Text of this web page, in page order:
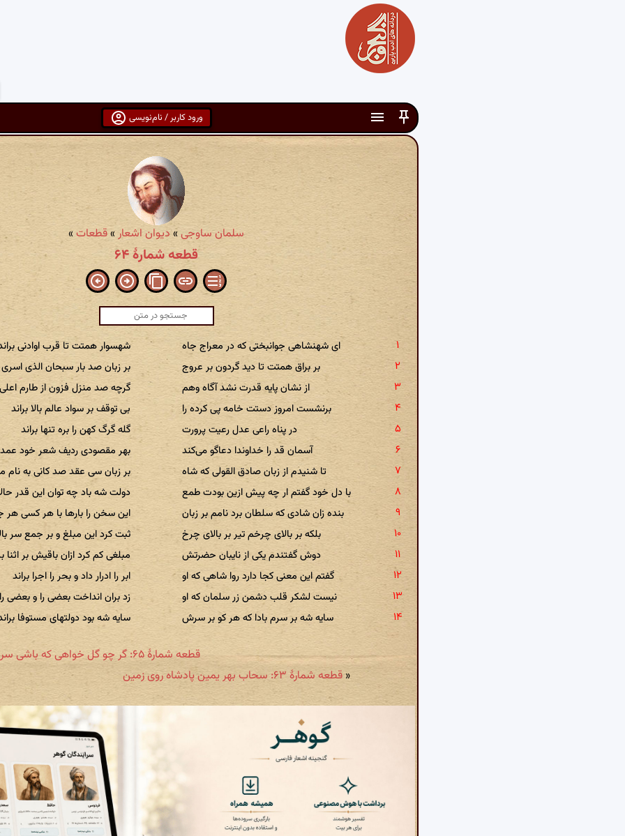
ورود کاربر / نام‌نویسی
سلمان ساوجی»دیوان اشعار »قطعات »
قطعه شمارهٔ ۶۴
ای شهنشاهی جوانبختی که در معراج جاه
شهسوار همتت تا قرب اوادنی
بر براق همتت تا دید گردون بر عروج
بر زبان صد بار سبحان الذی اسری
از نشان پایه قدرت نشد آگاه وهم
گرچه صد منزل فزون از طارم اعلی
برنشست امروز دستت خامه پی کرده را
بی توقف بر سواد عالم بالا براند
در پناه راعی عدل رعیت پرورت
گله گرگ کهن را بره تنها براند
آسمان قد را خداوندا دعاگو می‌کند
بهر مقصودی ردیف شعر خود عمدا
تا شنیدم از زبان صادق القولی که شاه
بر زبان سی عقد صد کانی به نام
با دل خود گفتم ار چه پیش ازین بودت طمع
دولت شه باد چه توان این قدر
بنده زان شادی که سلطان برد نامم بر زبان
این سخن را بارها با هر کسی هر
بلکه بر بالای چرخم تیر بر بالای چرخ
ثبت کرد این مبلغ و بر جمع سر
دوش گفتندم یکی از نایبان حضرتش
مبلغی کم کرد ازان باقیش بر اثنا
گفتم این معنی کجا دارد روا شاهی که او
ابر را ادرار داد و بحر را اجرا براند
نیست لشکر قلب دشمن زر سلمان که او
زد بران انداخت بعضی را و بعضی را
سایه شه بر سرم بادا که هر کو بر سرش
سایه شه بود دولتهای مستوفا
قطعه شمارهٔ ۶۵: گر چو گل خواهی که باشی سرخ روی
« قطعه شمارهٔ ۶۳: سحاب بهر یمین پادشاه روی زمین